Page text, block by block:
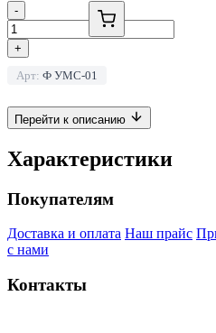
-
+
Арт: Ф УМС-01
Перейти к описанию
Характеристики
Покупателям
Доставка и оплата Наш прайс
с нами
Контакты